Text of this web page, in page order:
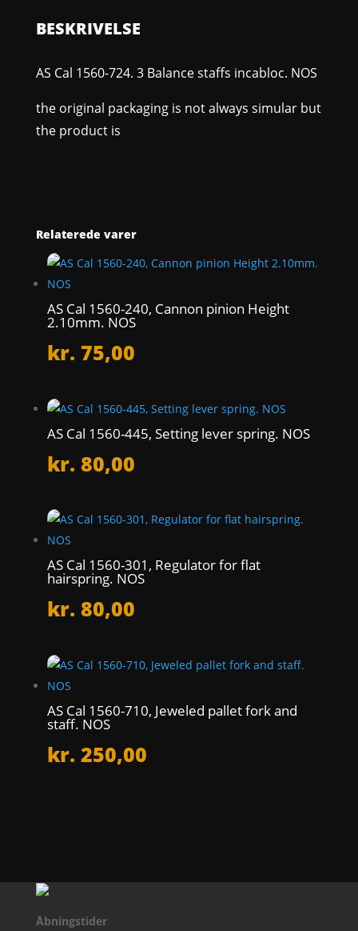
antal
BESKRIVELSE
AS Cal 1560-724. 3 Balance staffs incabloc. NOS
the original packaging is not always simular but
the product is
Relaterede varer
AS Cal 1560-240, Cannon pinion Height
2.10mm. NOS
kr. 75,00
AS Cal 1560-445, Setting lever spring. NOS
kr. 80,00
AS Cal 1560-301, Regulator for flat
hairspring. NOS
kr. 80,00
AS Cal 1560-710, Jeweled pallet fork and
staff. NOS
kr. 250,00
Åbningstider